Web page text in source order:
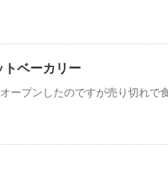
トベーカリー
ープンしたのですが売り切れで